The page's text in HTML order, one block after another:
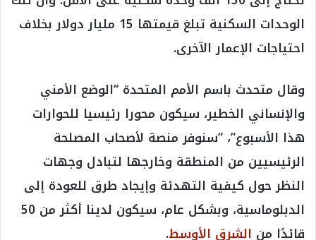
الوحدات السكنية تبلغ قيمتها 15 مليار دولار بخلاف
احتياجات الإعمار الآخرى.
وقال متحدث باسم الأمم المتحدة “الوضع الأمني
والإنساني الخطير، سيكون محورا رئيسيا للحوارات
هذا الأسبوع”، “سنوفر منصة لأصحاب المصلحة
الرئيسيين من المنطقة وخارجها لتبادل وجهات
النظر حول كيفية التهدئة وإيجاد طرق للعودة إلى
الدبلوماسية، وبشكل عام، سيكون لدينا أكثر من 50
قائدًا من الشرق الأوسط.